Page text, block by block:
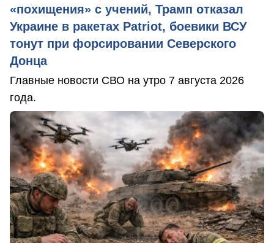
«похищения» с учений, Трамп отказал
Украине в ракетах Patriot, боевики ВСУ
тонут при форсировании Северского
Донца
Главные новости СВО на утро 7 августа 2026
года.